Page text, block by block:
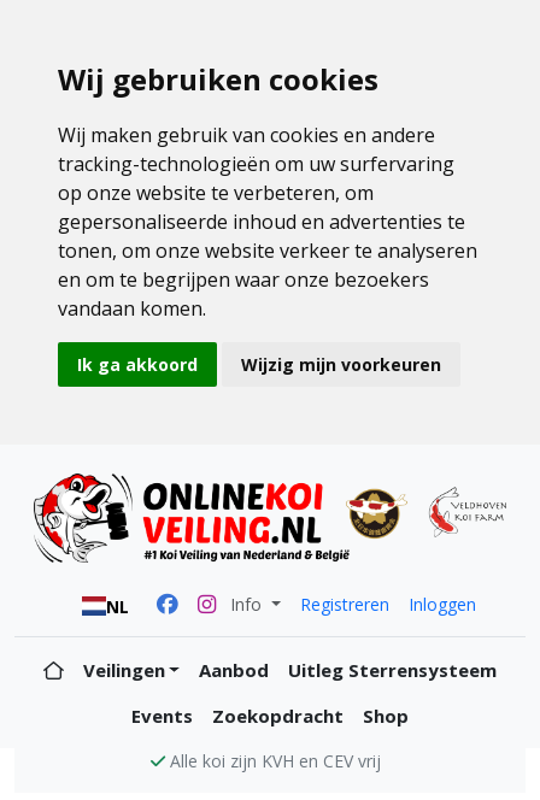
Wij gebruiken cookies
Wij maken gebruik van cookies en andere
tracking-technologieën om uw surfervaring
op onze website te verbeteren, om
gepersonaliseerde inhoud en advertenties te
tonen, om onze website verkeer te analyseren
en om te begrijpen waar onze bezoekers
vandaan komen.
Ik ga akkoord Wijzig mijn voorkeuren
NL Info Registreren Inloggen
Veilingen Aanbod
Uitleg Sterrensysteem
Events
Zoekopdracht Shop
Alle koi zijn KVH en CEV vrij